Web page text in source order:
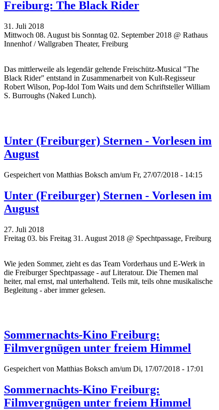
Freiburg: The Black Rider
31. Juli 2018
Mittwoch 08. August bis Sonntag 02. September 2018 @ Rathaus
Innenhof / Wallgraben Theater, Freiburg
Das mittlerweile als legendär geltende Freischütz-Musical "The
Black Rider" entstand in Zusammenarbeit von Kult-Regisseur
Robert Wilson, Pop-Idol Tom Waits und dem Schriftsteller William
S. Burroughs (Naked Lunch).
Unter (Freiburger) Sternen - Vorlesen im
August
Gespeichert von Matthias Boksch am/um Fr, 27/07/2018 - 14:15
Unter (Freiburger) Sternen - Vorlesen im
August
27. Juli 2018
Freitag 03. bis Freitag 31. August 2018 @ Spechtpassage, Freiburg
Wie jeden Sommer, zieht es das Team Vorderhaus und E-Werk in
die Freiburger Spechtpassage - auf Literatour. Die Themen mal
heiter, mal ernst, mal unterhaltend. Teils mit, teils ohne musikalische
Begleitung - aber immer gelesen.
Sommernachts-Kino Freiburg:
Filmvergnügen unter freiem Himmel
Gespeichert von Matthias Boksch am/um Di, 17/07/2018 - 17:01
Sommernachts-Kino Freiburg:
Filmvergnügen unter freiem Himmel